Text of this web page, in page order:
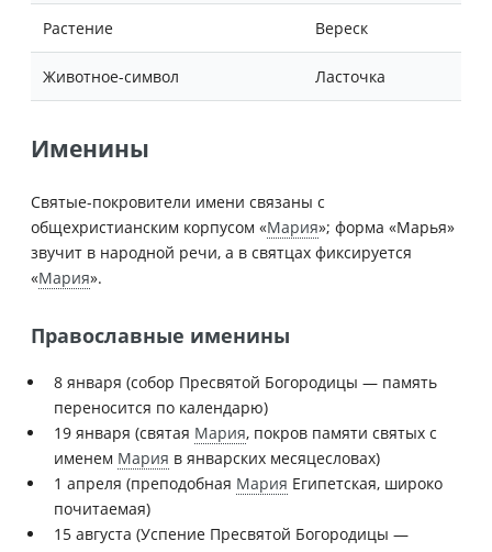
Растение Вереск
Животное-символ Ласточка
Именины
Святые-покровители имени связаны с
общехристианским корпусом «Мария»; форма «Марья»
звучит в народной речи, а в святцах фиксируется
«Мария».
Православные именины
8 января (собор Пресвятой Богородицы — память
переносится по календарю)
19 января (святая Мария, покров памяти святых с
именем Мария в январских месяцесловах)
1 апреля (преподобная Мария Египетская, широко
почитаемая)
15 августа (Успение Пресвятой Богородицы —